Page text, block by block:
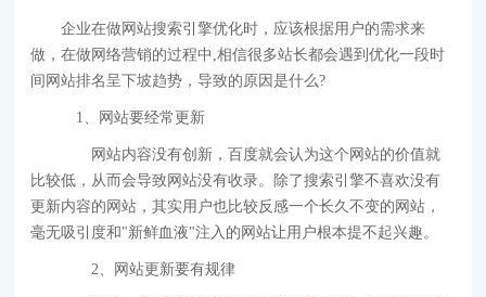
企业在做网站搜索引擎优化时，应该根据用户的需求来
做，在做网络营销的过程中,相信很多站长都会遇到优化一段时
间网站排名呈下坡趋势，导致的原因是什么?
1、网站要经常更新
网站内容没有创新，百度就会认为这个网站的价值就
比较低，从而会导致网站没有收录。除了搜索引擎不喜欢没有
更新内容的网站，其实用户也比较反感一个长久不变的网站，
毫无吸引度和"新鲜血液"注入的网站让用户根本提不起兴趣。
2、网站更新要有规律